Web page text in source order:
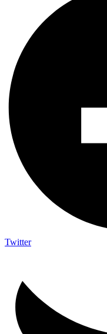
Twitter